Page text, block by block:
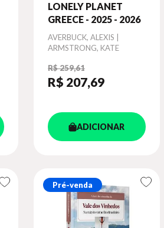
LONELY PLANET
GREECE - 2025 - 2026
Autor
AVERBUCK, ALEXIS |
ARMSTRONG, KATE
R$ 259,61
R$ 207,69
ADICIONAR
Pré-venda